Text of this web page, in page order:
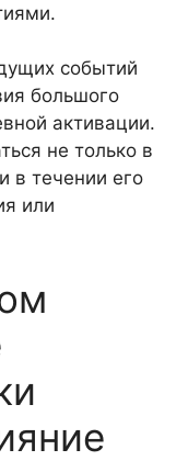
событий
большого
активации.
не только в
в течении его
или